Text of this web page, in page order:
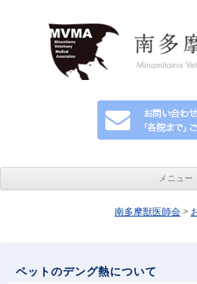
メニュー
コ
南多摩獣医師会 >
ペットのデング熱について